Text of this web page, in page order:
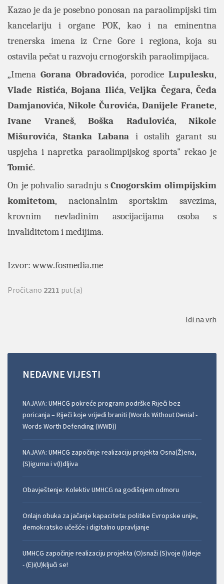
Kazao je da je posebno ponosan na paraolimpijski tim
kancelariju i organe POK, kao i na eminentna
trenerska imena iz Crne Gore i regiona, koja su
ostavila pečat u razvoju crnogorskih paraolimpijaca.
„Imena Gorana Obradovića, porodice Lupulesku,
Vlade Ristića, Bojana Ilića, Veljka Čegara, Čeda
Damjanovića, Nikole Čurovića, Danijele Franete,
Ivane Vraneš, Boška Radulovića, Nikole
Mišurovića,Stanka Labana i ostalih garant su
uspjeha i napretka paraolimpijskog sporta" rekao je
Tomić.
On je pohvalio saradnju sCnogorskim olimpijskim
komitetom, nacionalnim sportskim savezima,
krovnim nevladinim asocijacijama osoba s
invaliditetom i medijima.
Izvor:www.fosmedia.me
Pročitano 2211 put(a)
Idi na vrh
NEDAVNE VIJESTI
NAJAVA: UMHCG pokreće program podrške Riječi bez
poricanja – Riječi koje vrijedi braniti (Words Without Denial -
Words Worth Defending (WWD))
NAJAVA: UMHCG započinje realizaciju projekta Osna(Ž)ena,
(S)igurna i v(I)dljiva
Obavještenje: Kolektiv UMHCG na godišnjem odmoru
Onlajn obuka za jačanje kapaciteta: politike Evropske unije,
demokratsko učešće i digitalno upravljanje
UMHCG započinje realizaciju projekta (O)snaži (S)voje (I)deje
- (E)i(U)ključi se!